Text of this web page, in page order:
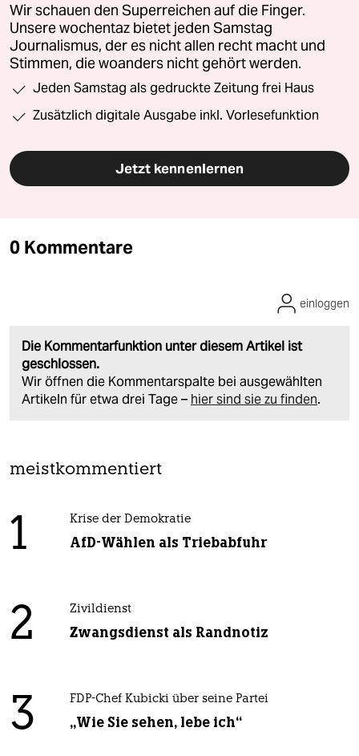
Wir schauen den Superreichen auf die Finger.
Unsere wochentaz bietet jeden Samstag
Journalismus, der es nicht allen recht macht und
Stimmen, die woanders nicht gehört werden.
Jeden Samstag als gedruckte Zeitung frei Haus
Zusätzlich digitale Ausgabe inkl. Vorlesefunktion
Jetzt kennenlernen
0 Kommentare
Die Kommentarfunktion unter diesem Artikel ist
geschlossen.
Wir öffnen die Kommentarspalte bei ausgewählten
Artikeln für etwa drei Tage – hier sind sie zu finden.
einloggen
meistkommentiert
1 Krise der Demokratie
AfD-Wählen als Triebabfuhr
2 Zivildienst
Zwangsdienst als Randnotiz
3 FDP-Chef Kubicki über seine Partei
„Wie Sie sehen, lebe ich“